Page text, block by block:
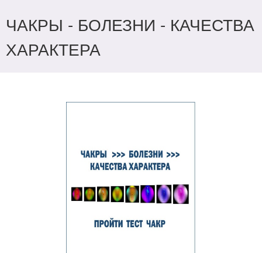
ЧАКРЫ - БОЛЕЗНИ - КАЧЕСТВА
ХАРАКТЕРА